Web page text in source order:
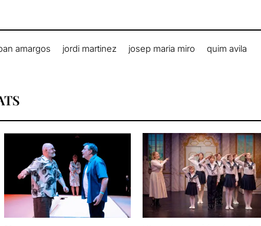
amargos jordi martinez josep maria miro
quim avila